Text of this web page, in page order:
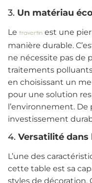
3. Un matériau
Le travertin est une
manière durable.
ne nécessite pas de
traitements
en choisissant un
pour une solution
l’environnement. De
investissement
4. Versatilité dans
L’une des
cette table est sa
styles de décoration.